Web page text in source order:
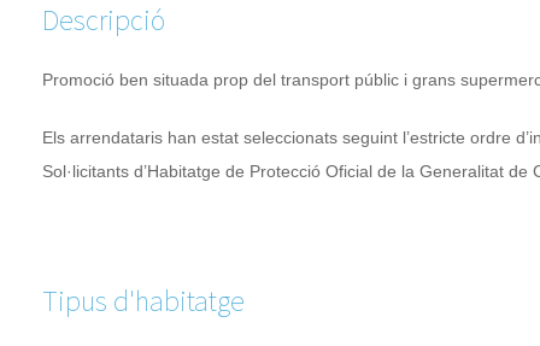
Descripció
Promoció ben situada prop del transport públic i grans
Els arrendataris han estat seleccionats seguint l’estricte ordre
Sol·licitants d’Habitatge de Protecció Oficial de la Generalitat de
Tipus d'habitatge